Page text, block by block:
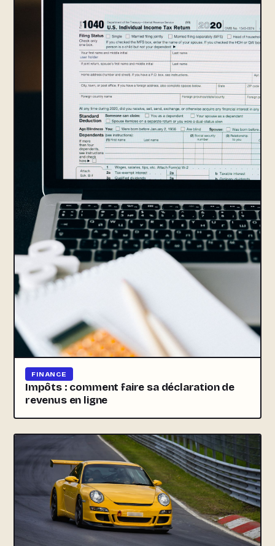
FINANCE
Impôts : comment faire sa déclaration de
revenus en ligne